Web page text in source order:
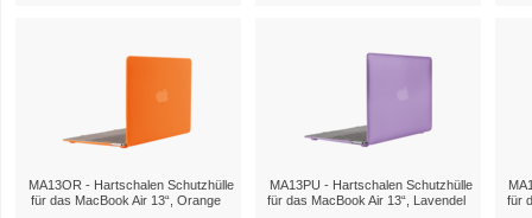
MA13OR - Hartschalen Schutzhülle
für das MacBook Air 13“, Orange
MA13PU - Hartschalen Schutzhülle
für das MacBook Air 13“, Lavendel
für